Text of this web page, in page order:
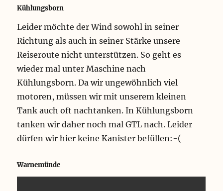
Kühlungsborn
Leider möchte der Wind sowohl in seiner
Richtung als auch in seiner Stärke unsere
Reiseroute nicht unterstützen. So geht es
wieder mal unter Maschine nach
Kühlungsborn. Da wir ungewöhnlich viel
motoren, müssen wir mit unserem kleinen
Tank auch oft nachtanken. In Kühlungsborn
tanken wir daher noch mal GTL nach. Leider
dürfen wir hier keine Kanister befüllen:-(
Warnemünde